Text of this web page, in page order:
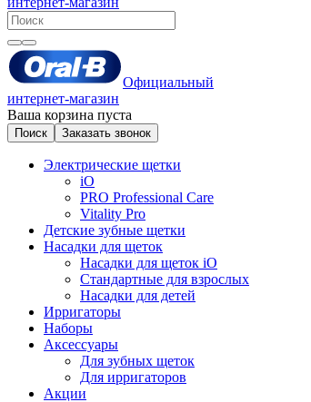
Официальный
интернет-магазин
Ваша корзина пуста
Поиск Заказать звонок
Электрические щетки
iO
PRO Professional Care
Vitality Pro
Детские зубные щетки
Насадки для щеток
Насадки для щеток iO
Стандартные для взрослых
Насадки для детей
Ирригаторы
Наборы
Аксессуары
Для зубных щеток
Для ирригаторов
Акции